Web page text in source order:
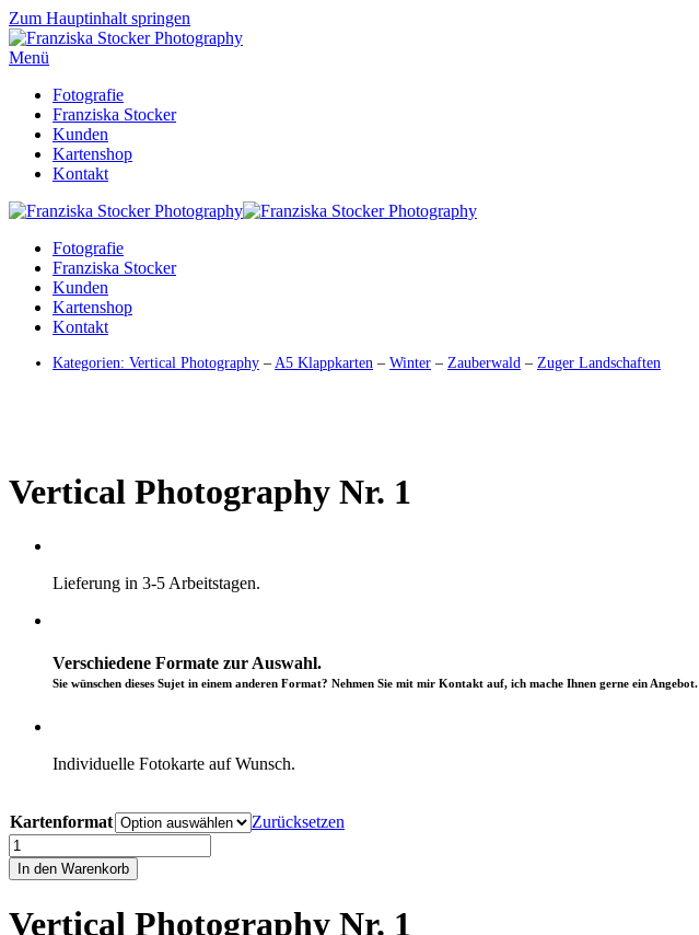
Zum Hauptinhalt springen
Menü
Fotografie
Franziska Stocker
Kunden
Kartenshop
Kontakt
Fotografie
Franziska Stocker
Kunden
Kartenshop
Kontakt
Kategorien: Vertical Photography – A5 Klappkarten – Winter – Zauberwald – Zuger Landschaften
Vertical Photography Nr. 1
Lieferung in 3-5 Arbeitstagen.
Verschiedene Formate zur Auswahl.
Sie wünschen dieses Sujet in einem anderen Format? Nehmen Sie mit mir Kontakt auf, ich mache Ihnen gerne ein Angebot.
Individuelle Fotokarte auf Wunsch.
Kartenformat
Zurücksetzen
Vertical
Photography
Nr.
Menge
In den Warenkorb
Vertical Photography Nr. 1